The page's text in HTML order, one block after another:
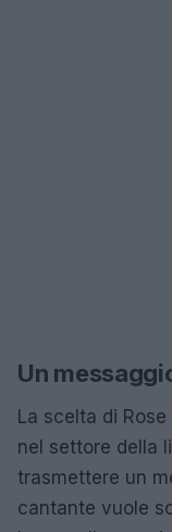
Un
La scelta di
nel settore della
trasmettere un
cantante vuole